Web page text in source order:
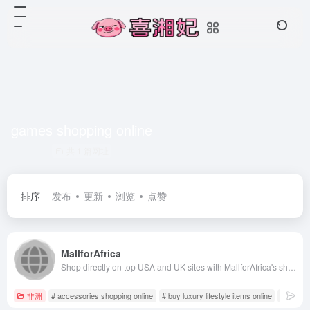
排序 发布 更新 浏览 点赞
MallforAfrica
非洲 # accessories shopping online # buy luxury lifestyle items online #